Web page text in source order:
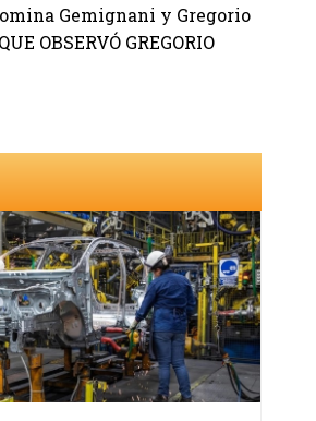
Gemignani y Gregorio
OBSERVÓ GREGORIO